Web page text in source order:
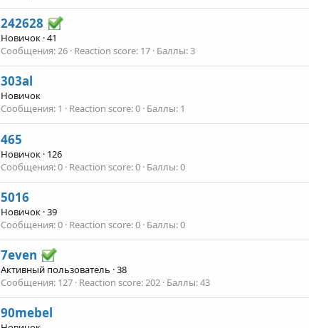
242628
Новичок ·41
Сообщения 26 Reaction score 17 Баллы 3
303al
Новичок
Сообщения 1 Reaction score 0 Баллы 1
465
Новичок · 126
Сообщения 0 Reaction score 0 Баллы 0
5016
Новичок ·39
Сообщения 0 Reaction score 0 Баллы 0
7even
Активный пользователь ·38
Сообщения 127 Reaction score 202 Баллы 43
90mebel